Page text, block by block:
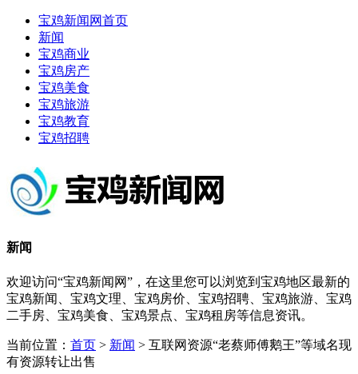
宝鸡新闻网首页
新闻
宝鸡商业
宝鸡房产
宝鸡美食
宝鸡旅游
宝鸡教育
宝鸡招聘
新闻
欢迎访问“宝鸡新闻网”，在这里您可以浏览到宝鸡地区最新的
宝鸡新闻、宝鸡文理、宝鸡房价、宝鸡招聘、宝鸡旅游、宝鸡
二手房、宝鸡美食、宝鸡景点、宝鸡租房等信息资讯。
当前位置： 首页 > 新闻 > 互联网资源“老蔡师傅鹅王”等域名现
有资源转让出售